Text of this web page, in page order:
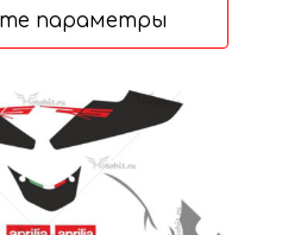
–
параметры